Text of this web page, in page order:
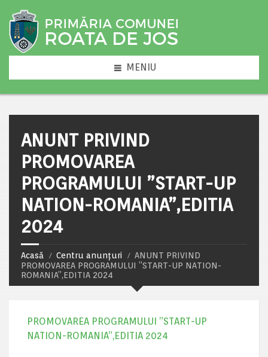
MENIU
ANUNT PRIVIND
PROMOVAREA
PROGRAMULUI ”START-UP
NATION-ROMANIA”,EDITIA
2024
Acasă Centru anunțuri
ANUNT PRIVIND
PROMOVAREA PROGRAMULUI ”START-UP NATION-
ROMANIA”,EDITIA 2024
PROMOVAREA PROGRAMULUI ”START-UP
NATION-ROMANIA”,EDITIA 2024